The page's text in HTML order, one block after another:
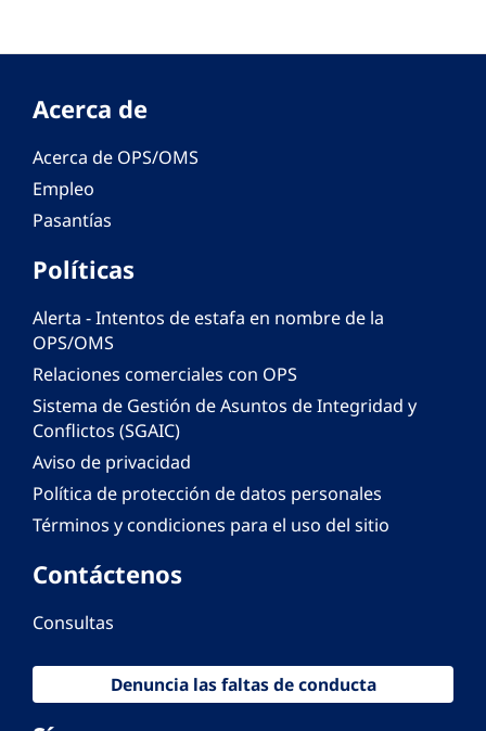
Acerca de
Acerca de OPS/OMS
Empleo
Pasantías
Políticas
Alerta - Intentos de estafa en nombre de la
OPS/OMS
Relaciones comerciales con OPS
Sistema de Gestión de Asuntos de Integridad y
Conflictos (SGAIC)
Aviso de privacidad
Política de protección de datos personales
Términos y condiciones para el uso del sitio
Contáctenos
Consultas
Denuncia las faltas de conducta